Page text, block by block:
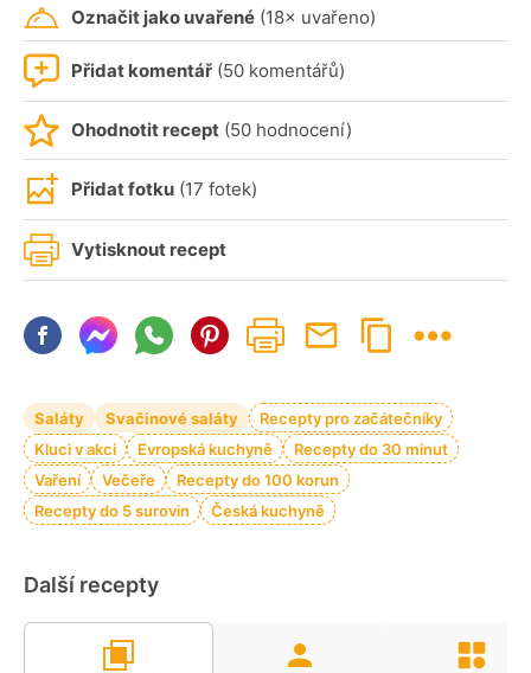
Označit jako uvařené (18× uvařeno)
Přidat komentář (50 komentářů)
Ohodnotit recept (50 hodnocení)
Přidat fotku (17 fotek)
Vytisknout recept
Saláty Svačinové saláty
Recepty pro začátečníky
Kluci v akci
Evropská kuchyně
Recepty do 30 minut
Vaření
Večeře
Recepty do 100 korun
Recepty do 5 surovin
Česká kuchyně
Další recepty